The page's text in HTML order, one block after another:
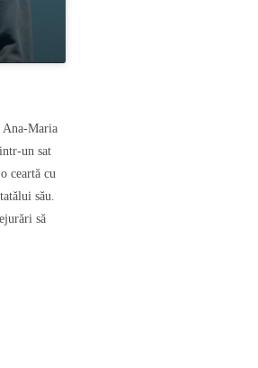
Ana-Maria
un sat
ceartă cu
său.
să